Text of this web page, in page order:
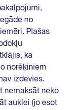
no
Plašas
ka
norēķiniem
izdevies.
nemaksāt neko
auklei (jo esot